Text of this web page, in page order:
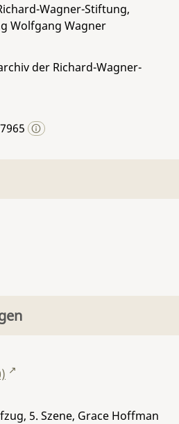
Wagner-Stiftung,
Wolfgang Wagner
der Richard-Wagner-
5. Szene, Grace Hoffman